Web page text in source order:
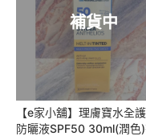
補貨中
【e家小舖】理膚寶水全
防曬液SPF50 30ml(潤色)